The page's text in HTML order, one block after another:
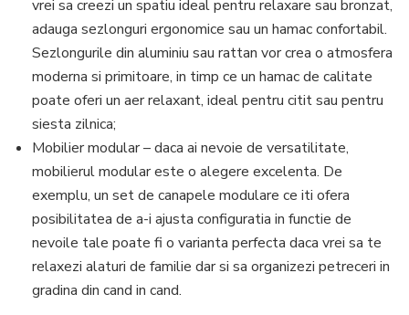
vrei sa creezi un spatiu ideal pentru relaxare sau bronzat,
adauga sezlonguri ergonomice sau un hamac confortabil.
Sezlongurile din aluminiu sau rattan vor crea o atmosfera
moderna si primitoare, in timp ce un hamac de calitate
poate oferi un aer relaxant, ideal pentru citit sau pentru
siesta zilnica;
Mobilier modular – daca ai nevoie de versatilitate,
mobilierul modular este o alegere excelenta. De
exemplu, un set de canapele modulare ce iti ofera
posibilitatea de a-i ajusta configuratia in functie de
nevoile tale poate fi o varianta perfecta daca vrei sa te
relaxezi alaturi de familie dar si sa organizezi petreceri in
gradina din cand in cand.